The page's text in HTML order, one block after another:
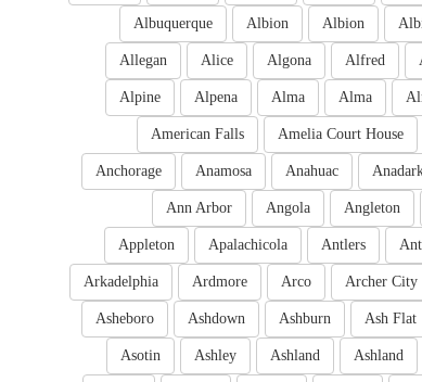
Albion
Albion
Albuquerque
Alfred
Algona
Alice
Allegan
Alma
Alma
Alpena
Alpine
Amelia Court House
American Falls
Anahuac
Anamosa
Anchorage
Angleton
Angola
Ann Arbor
Antlers
Apalachicola
Appleton
Archer City
Arco
Ardmore
Arkadelphia
Ash Flat
Ashburn
Ashdown
Asheboro
Ashland
Ashland
Ashley
Asotin